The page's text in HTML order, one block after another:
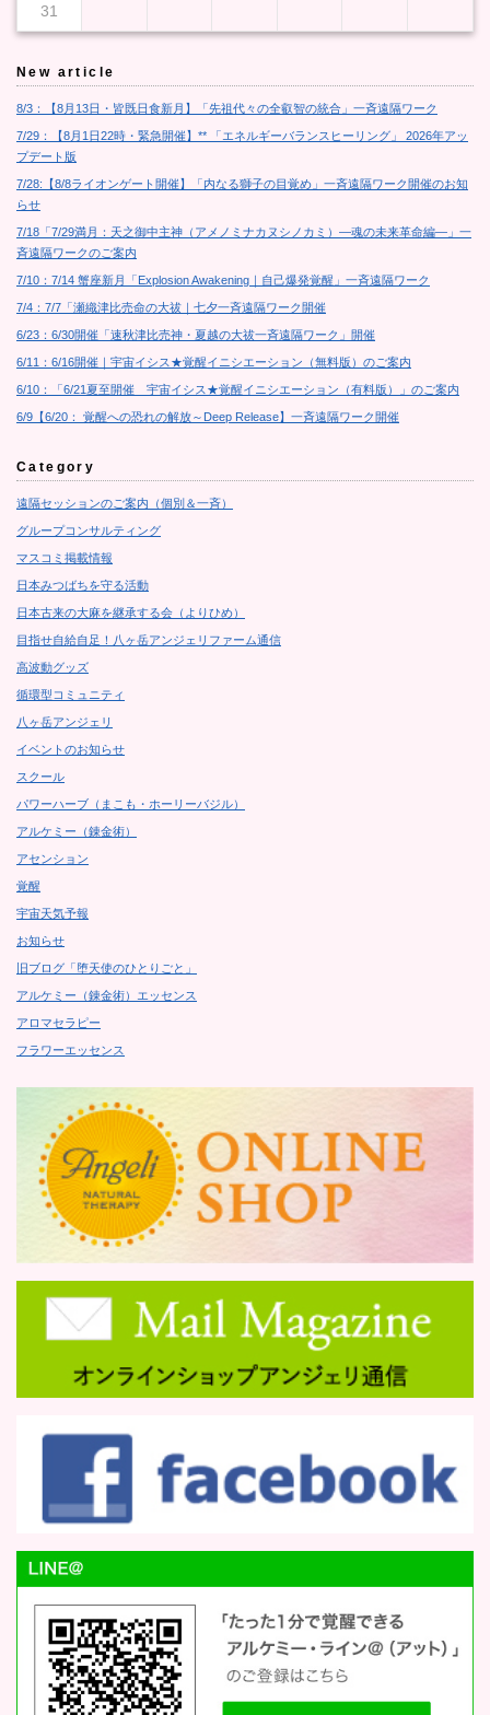
31
New article
8/3：【8月13日・皆既日食新月】「先祖代々の全叡智の統合」一斉遠隔ワーク
7/29：【8月1日22時・緊急開催】** 「エネルギーバランスヒーリング」 2026年アッ
プデート版
7/28:【8/8ライオンゲート開催】「内なる獅子の目覚め」一斉遠隔ワーク開催のお知
らせ
7/18「7/29満月：天之御中主神（アメノミナカヌシノカミ）―魂の未来革命編―」一
斉遠隔ワークのご案内
7/10：7/14 蟹座新月「Explosion Awakening｜自己爆発覚醒」一斉遠隔ワーク
7/4：7/7「瀬織津比売命の大祓｜七夕一斉遠隔ワーク開催
6/23：6/30開催「速秋津比売神・夏越の大祓一斉遠隔ワーク」開催
6/11：6/16開催｜宇宙イシス★覚醒イニシエーション（無料版）のご案内
6/10：「6/21夏至開催 宇宙イシス★覚醒イニシエーション（有料版）」のご案内
6/9【6/20： 覚醒への恐れの解放～Deep Release】一斉遠隔ワーク開催
Category
遠隔セッションのご案内（個別＆一斉）
グループコンサルティング
マスコミ掲載情報
日本みつばちを守る活動
日本古来の大麻を継承する会（よりひめ）
目指せ自給自足！八ヶ岳アンジェリファーム通信
高波動グッズ
循環型コミュニティ
八ヶ岳アンジェリ
イベントのお知らせ
スクール
パワーハーブ（まこも・ホーリーバジル）
アルケミー（錬金術）
アセンション
覚醒
宇宙天気予報
お知らせ
旧ブログ「堕天使のひとりごと」
アルケミー（錬金術）エッセンス
アロマセラピー
フラワーエッセンス